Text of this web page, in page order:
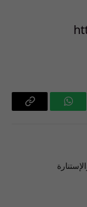
واتساب Copy